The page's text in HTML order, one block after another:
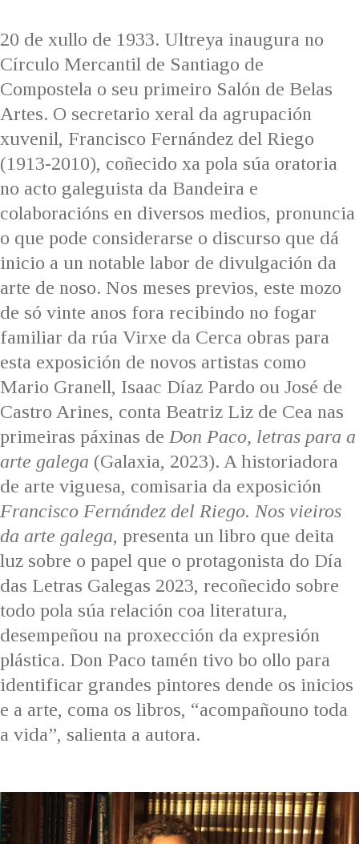
CASA-MUSEO EMILIA PARDO
BAZÁN
HISTORIA
60 ANOS DLG
PRIMAVERA DAS LETRAS
PORTAL DAS PALABRAS
20 de xullo de 1933. Ultreya inaugura no
Círculo Mercantil de Santiago de
Compostela o seu primeiro Salón de Belas
Artes. O secretario xeral da agrupación
xuvenil, Francisco Fernández del Riego
(1913-2010), coñecido xa pola súa oratoria
no acto galeguista da Bandeira e
colaboracións en diversos medios, pronuncia
o que pode considerarse o discurso que dá
inicio a un notable labor de divulgación da
arte de noso. Nos meses previos, este mozo
de só vinte anos fora recibindo no fogar
familiar da rúa Virxe da Cerca obras para
esta exposición de novos artistas como
Mario Granell, Isaac Díaz Pardo ou José de
Castro Arines, conta Beatriz Liz de Cea nas
primeiras páxinas de Don Paco, letras para a
arte galega (Galaxia, 2023). A historiadora
de arte viguesa, comisaria da exposición
Francisco Fernández del Riego. Nos vieiros
da arte galega, presenta un libro que deita
luz sobre o papel que o protagonista do Día
das Letras Galegas 2023, recoñecido sobre
todo pola súa relación coa literatura,
desempeñou na proxección da expresión
plástica. Don Paco tamén tivo bo ollo para
identificar grandes pintores dende os inicios
e a arte, coma os libros, “acompañouno toda
a vida”, salienta a autora.